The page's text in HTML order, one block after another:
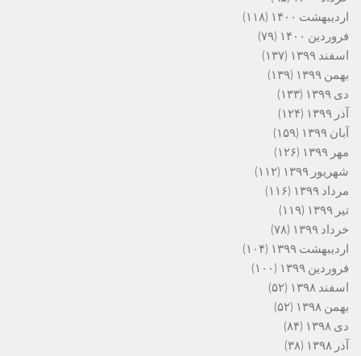
اردیبهشت ۱۴۰۰
(۱۱۸)
فروردین ۱۴۰۰
(۷۹)
اسفند ۱۳۹۹
(۱۳۷)
بهمن ۱۳۹۹
(۱۳۹)
دی ۱۳۹۹
(۱۳۳)
آذر ۱۳۹۹
(۱۲۴)
آبان ۱۳۹۹
(۱۵۹)
مهر ۱۳۹۹
(۱۲۶)
شهریور ۱۳۹۹
(۱۱۲)
مرداد ۱۳۹۹
(۱۱۶)
تیر ۱۳۹۹
(۱۱۹)
خرداد ۱۳۹۹
(۷۸)
اردیبهشت ۱۳۹۹
(۱۰۴)
فروردین ۱۳۹۹
(۱۰۰)
اسفند ۱۳۹۸
(۵۲)
بهمن ۱۳۹۸
(۵۲)
دی ۱۳۹۸
(۸۴)
آذر ۱۳۹۸
(۳۸)